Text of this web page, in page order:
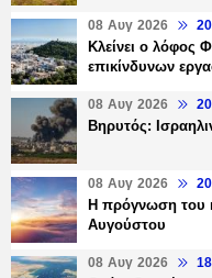
08 Αυγ 2026
Κλείνει ο λόφος
επικίνδυνων
08 Αυγ 2026
Βηρυτός:
08 Αυγ 2026
Η πρόγνωση του
Αυγούστου
08 Αυγ 2026